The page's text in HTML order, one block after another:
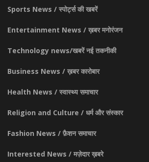
Sports News / स्पोर्ट्स की खबरें
Entertainment News / ख़बर मनोरंजन
Technology news/खबरें नई तकनीकी
Business News / ख़बर कारोबार
Health News / स्वास्थ्य समाचार
Religion and Culture / धर्म और संस्कार
Fashion News / फ़ैशन समाचार
Interested News / मज़ेदार ख़बरे